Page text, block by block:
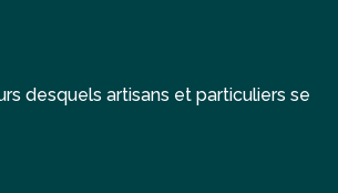
desquels artisans et particuliers se